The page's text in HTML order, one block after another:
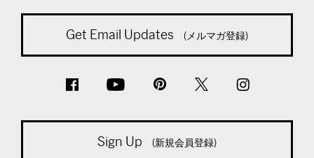
Get Email Updates (メルマガ登録)
Sign Up (新規会員登録)